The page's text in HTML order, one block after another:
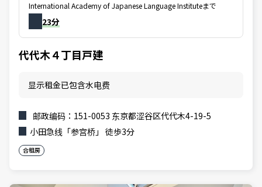
International Academy of Japanese Language Instituteまで
23分
代代木４丁目戸建
显示租金已包含水电费
邮政编码：151-0053 东京都涩谷区代代木4-19-5
小田急线「参宫桥」 徒歩3分
合租房